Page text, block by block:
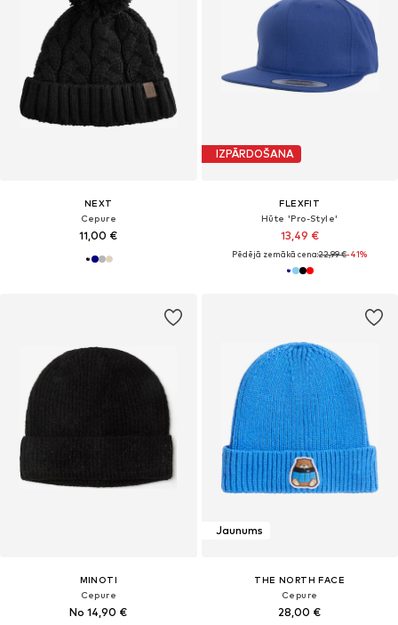
NEXT
Cepure
11,00 €
IZPĀRDOŠANA
FLEXFIT
Hūte 'Pro-Style'
13,49 €
Pēdējā zemākā cena:22,99 €-41%
MINOTI
Cepure
No 14,90 €
Jaunums
THE NORTH FACE
Cepure
28,00 €